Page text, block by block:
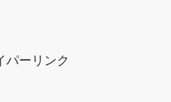
パーリンク